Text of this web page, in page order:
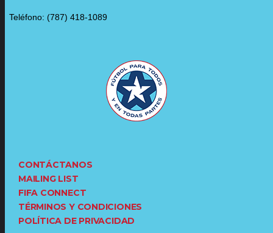
Teléfono: (787) 418-1089
CONTÁCTANOS
MAILING LIST
FIFA CONNECT
TÉRMINOS Y CONDICIONES
POLÍTICA DE PRIVACIDAD